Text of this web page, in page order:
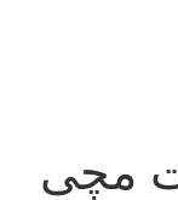
مچی